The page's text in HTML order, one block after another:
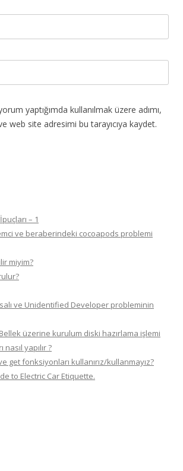
yaptığımda kullanılmak üzere adımı,
web site adresimi bu tarayıcıya kaydet.
– 1
ve beraberindeki cocoapods problemi
miyim?
ve Unidentified Developer probleminin
üzerine kurulum diski hazırlama işlemi
yapılır ?
get fonksiyonları kullanırız/kullanmayız?
to Electric Car Etiquette.